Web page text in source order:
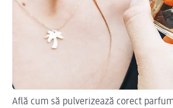
Află cum să pulverizează corect